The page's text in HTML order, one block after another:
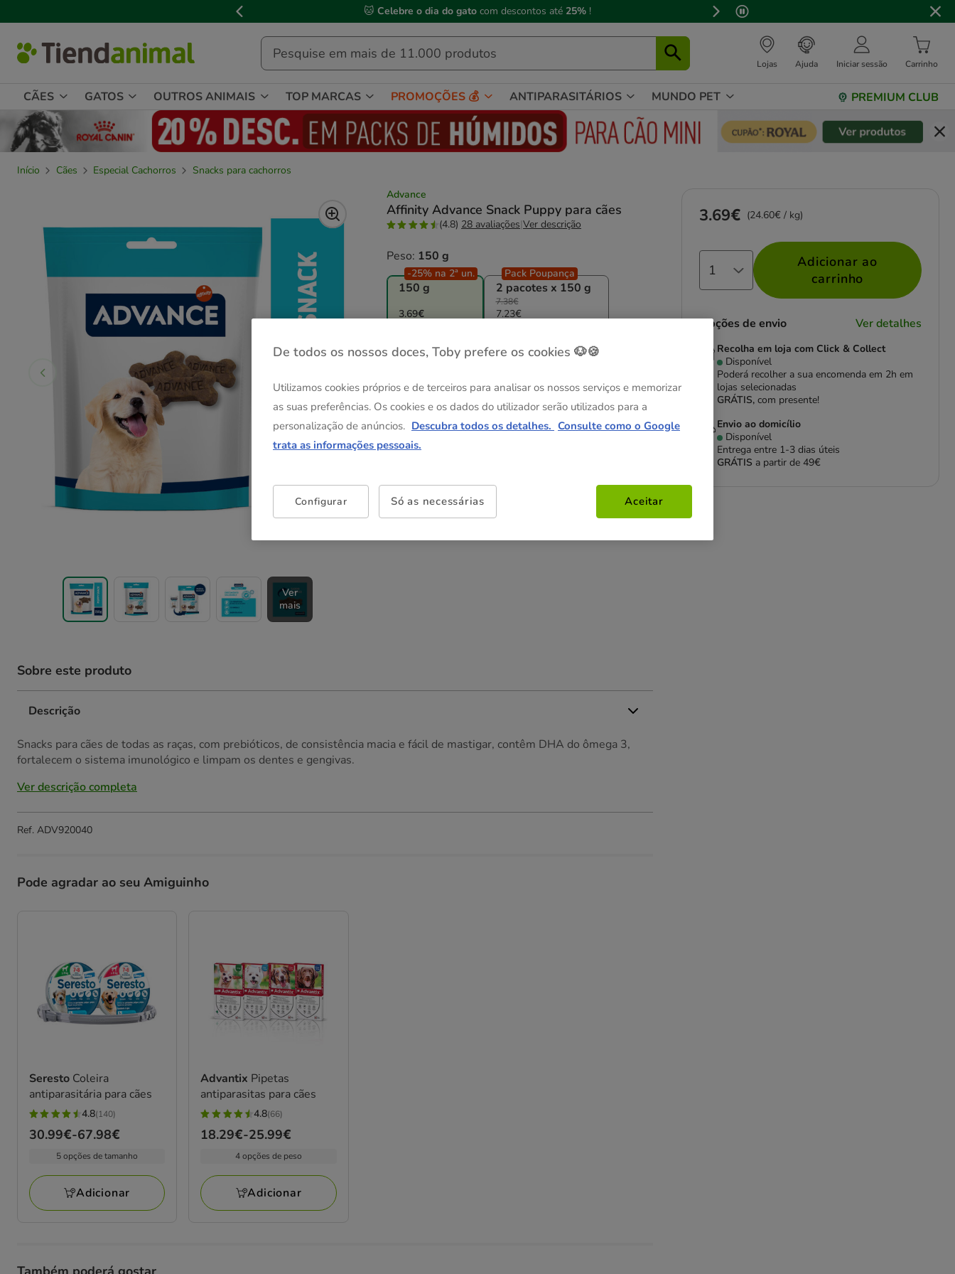
de
mensagem,
📅 Compre até às13h00 e receba a sua encomenda nopróximo dia útil
Lojas Ajuda Iniciar sessão Carrinho
CÃES GATOS OUTROS ANIMAIS TOP MARCAS PROMOÇÕES 💰 ANTIPARASITÁRIOS MUNDO PET PREMIUM CLUB
Início Cães Especial Cachorros
Snacks para cachorros
Advance
Affinity Advance Snack Puppy para cães
(4.8) 28 avaliações|Ver descrição
Ver
mais
Peso: 150 g
150 g
-25% na 2ª un.
3.69€
2 pacotes x 150 g
Pack Poupança
7.38€
7.23€
4 pacotes x 150 g
(23.62€ / kg)
6 pacotes x 150 g
(23.12€ / kg)
Não perca esta promoção
alimentação, higiene e acessórios.
Ver condições
Cupão: SUPER25
Preço 3.69€, 24.60 EUR por kg
3.69€ (24.60€ / kg)
Adicionar ao
carrinho
Opções de envio Ver detalhes
Recolha em loja com Click & Collect
Disponível
Poderá recolher a sua encomenda em 2h em
lojas selecionadas
GRÁTIS,com presente!
Envio ao domicílio
Disponível
Entrega entre 1-3 dias úteis
GRÁTIS a partir de 49€
Sobre este produto
Descrição
Snacks para cães de todas as raças, com prebióticos, de consistência macia e fácil de mastigar, contêm DHA do ômega 3,
fortalecem o sistema imunológico e limpam os dentes e gengivas.
Ver descrição completa
Ref. ADV920040
Pode agradar ao seu Amiguinho
Seresto Coleira
antiparasitária para cães
4.8
estrelas
140
avaliações
4.8(140)
Preço
a
67.98€
30.99€-67.98€
5 opções de tamanho
Adicionar
Advantix Pipetas
antiparasitas para cães
4.8
estrelas
66
avaliações
4.8(66)
Preço
a
25.99€
18.29€-25.99€
4 opções de peso
Adicionar
De todos os nossos doces, Toby prefere os cookies 🐶🍪
Utilizamos cookies próprios e de terceiros para analisar os nossos serviços e memorizar
as suas preferências. Os cookies e os dados do utilizador serão utilizados para a
personalização de anúncios. Descubra todos os detalhes. Consulte como o Google
trata as informações pessoais.
Configurar Só as necessárias Aceitar